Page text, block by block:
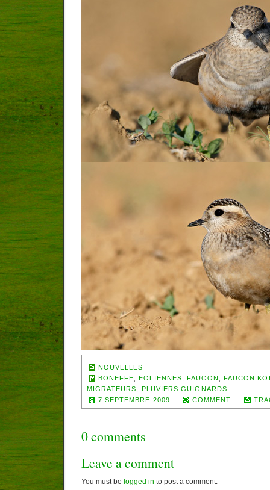
NOUVELLES
BONEFFE ,EOLIENNES ,FAUCON
FAUCON
MIGRATEURS
PLUVIERS GUIGNARDS
7 SEPTEMBRE 2009
COMMENT
0 comments
Leave a comment
You must be logged in to post a comment.